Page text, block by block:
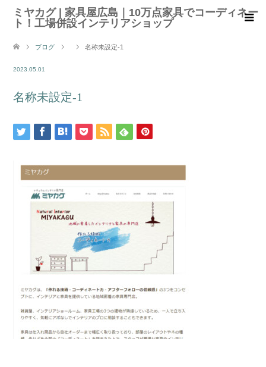
ミヤカグ | 家具屋広島｜10万点家具でコーディネー
ト！工場併設インテリアショップ
ブログ 名称未設定-1
2023.05.01
名称未設定-1